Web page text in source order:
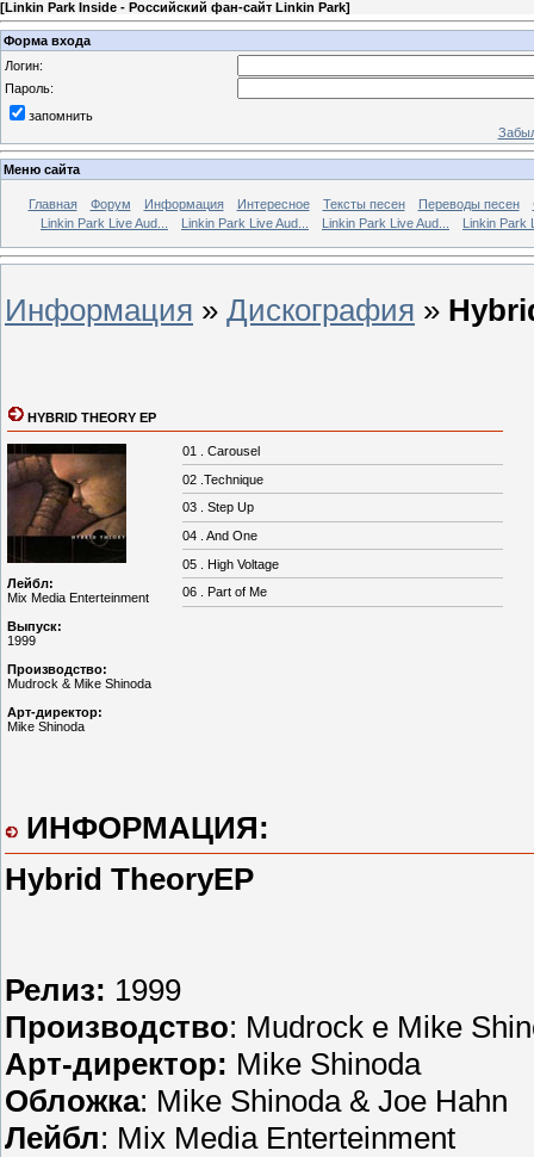
[Linkin Park Inside - Российский фан-сайт Linkin Park]
Форма входа
Логин:
Пароль:
запомнить
Меню сайта
Главная Форум Информация Интересное Тексты песен Переводы песен
Linkin Park Live Aud...
Linkin Park Live Aud... Linkin Park Live Aud... Linkin Park
Информация » Дискография »
HYBRID THEORY EP
Лейбл:
Mix Media Enterteinment
Выпуск:
1999
Производство:
Mudrock & Mike Shinoda
Арт-директор:
Mike Shinoda
01 . Carousel
02 .Technique
03 . Step Up
04 . And One
05 . High Voltage
06 . Part of Me
ИНФОРМАЦИЯ:
Hybrid TheoryEP
Релиз: 1999
Производство: Mudrock e Mike
Арт-директор: Mike Shinoda
Обложка: Mike Shinoda & Joe Hahn
Лейбл: Mix Media Enterteinment